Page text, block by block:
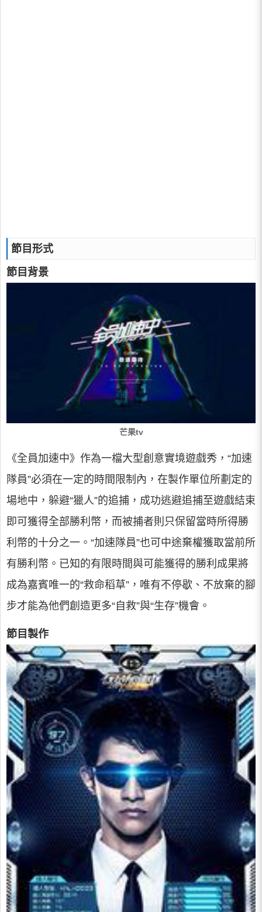
節目形式
節目背景
芒果tv
《全員加速中》作為一檔大型創意實境遊戲秀，“加速
隊員”必須在一定的時間限制內，在製作單位所劃定的
場地中，躲避“獵人”的追捕，成功逃避追捕至遊戲結束
即可獲得全部勝利幣，而被捕者則只保留當時所得勝
利幣的十分之一。“加速隊員”也可中途棄權獲取當前所
有勝利幣。已知的有限時間與可能獲得的勝利成果將
成為嘉賓唯一的“救命稻草”，唯有不停歇、不放棄的腳
步才能為他們創造更多“自救”與“生存”機會。
節目製作